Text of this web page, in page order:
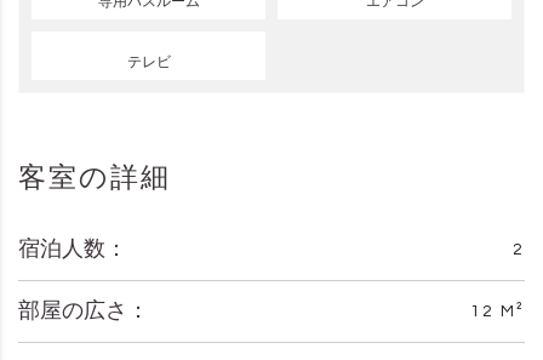
テレビ
客室の詳細
宿泊人数： 2
部屋の広さ： 12 M²